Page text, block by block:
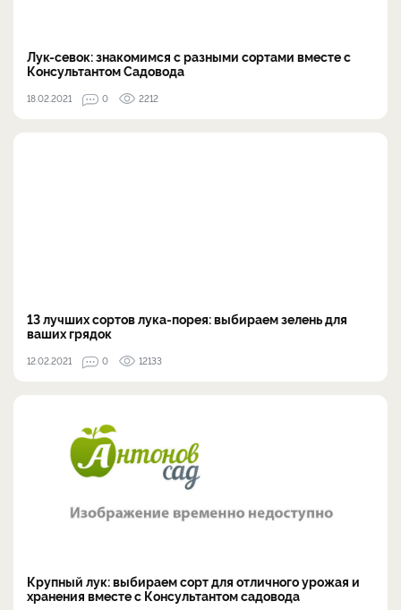
Лук-севок: знакомимся с разными сортами вместе с
Консультантом Садовода
18.02.2021 0 2212
13 лучших сортов лука-порея: выбираем зелень для
ваших грядок
12.02.2021 0 12133
Крупный лук: выбираем сорт для отличного урожая и
хранения вместе с Консультантом садовода